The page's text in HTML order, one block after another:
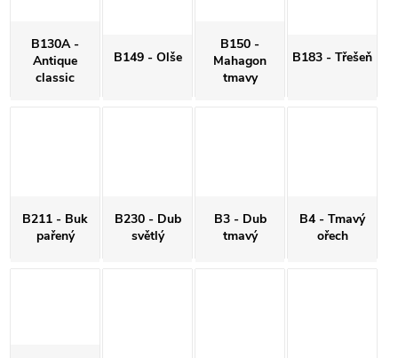
B130A -
Antique
classic
B149 - Olše
B150 -
Mahagon
tmavy
B183 - Třešeň
B211 - Buk
pařený
B230 - Dub
světlý
B3 - Dub
tmavý
B4 - Tmavý
ořech